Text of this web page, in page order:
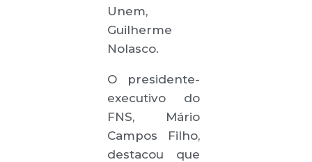
Unem,
Guilherme
Nolasco.
O presidente-
executivo do
FNS, Mário
Campos Filho,
destacou que